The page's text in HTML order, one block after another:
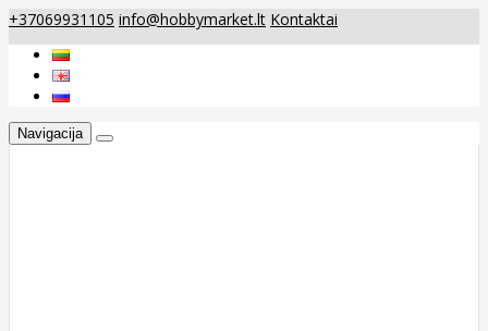
+37069931105 info@hobbymarket.lt Kontaktai
Navigacija